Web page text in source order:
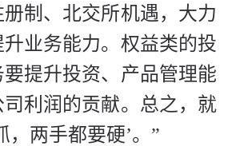
制、北交所机遇，大力
业务能力。权益类的投
提升投资、产品管理能
利润的贡献。总之，就
，两手都要硬’。”